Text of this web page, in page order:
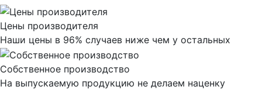
Цены производителя
Наши цены в 96% случаев ниже чем у остальных
Собственное производство
На выпускаемую продукцию не делаем наценку